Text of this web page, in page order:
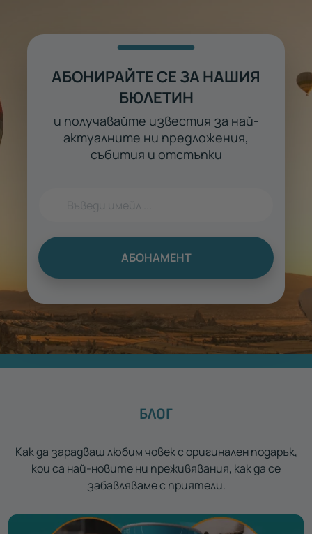
АБОНИРАЙТЕ СЕ ЗА НАШИЯ
БЮЛЕТИН
и получавайте известия за най-
актуалните ни предложения,
събития и отстъпки
АБОНАМЕНТ
БЛОГ
Как да зарадваш любим човек с оригинален подарък,
кои са най-новите ни преживявания, как да се
забавляваме с приятели.